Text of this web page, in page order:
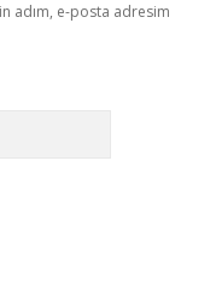
adım, e-posta adresim